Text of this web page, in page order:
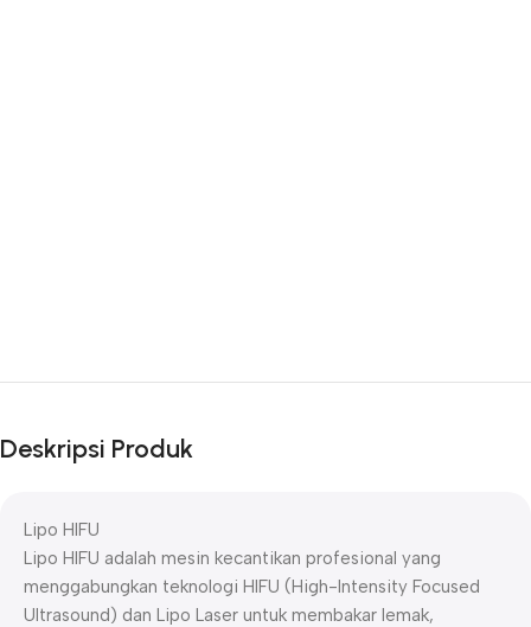
Deskripsi Produk
Lipo HIFU
Lipo HIFU adalah mesin kecantikan profesional yang
menggabungkan teknologi HIFU (High-Intensity Focused
Ultrasound) dan Lipo Laser untuk membakar lemak,